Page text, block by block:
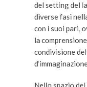
del setting del
diverse fasi
con i suoi pari,
la
condivisione
Nello spazio